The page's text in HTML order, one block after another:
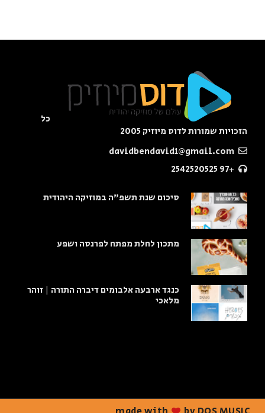
כל
הזכויות שמורות לדוס מיוזיק 2005
+97 2542520525
סיכום שנת תשפ"ה במוזיקה היהודית
מתכון לחלת מפתח לפרנסה ושפע
כנגד ארבעה אלבומים דיברה התורה | זוהר
מלאכי